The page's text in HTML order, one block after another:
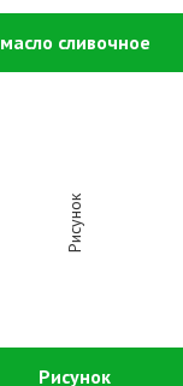
масло сливочное
Рисунок